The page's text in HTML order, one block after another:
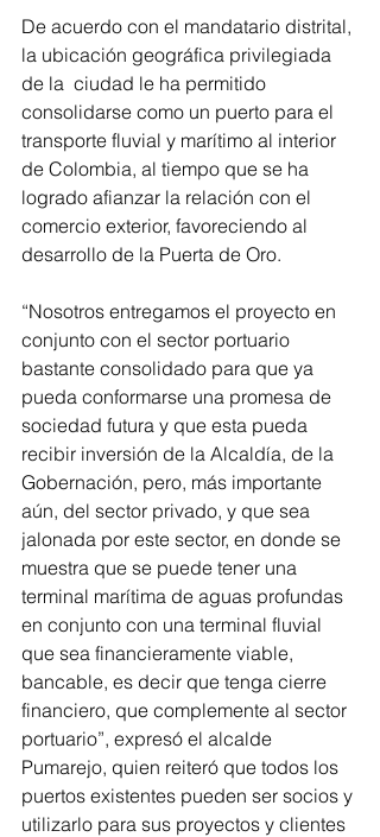
De acuerdo con el mandatario distrital,
la ubicación geográfica privilegiada
de la  ciudad le ha permitido
consolidarse como un puerto para el
transporte fluvial y marítimo al interior
de Colombia, al tiempo que se ha
logrado afianzar la relación con el
comercio exterior, favoreciendo al
desarrollo de la Puerta de Oro.
“Nosotros entregamos el proyecto en
conjunto con el sector portuario
bastante consolidado para que ya
pueda conformarse una promesa de
sociedad futura y que esta pueda
recibir inversión de la Alcaldía, de la
Gobernación, pero, más importante
aún, del sector privado, y que sea
jalonada por este sector, en donde se
muestra que se puede tener una
terminal marítima de aguas profundas
en conjunto con una terminal fluvial
que sea financieramente viable,
bancable, es decir que tenga cierre
financiero, que complemente al sector
portuario”, expresó el alcalde
Pumarejo, quien reiteró que todos los
puertos existentes pueden ser socios y
utilizarlo para sus proyectos y clientes